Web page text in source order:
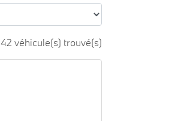
42 véhicule(s) trouvé(s)